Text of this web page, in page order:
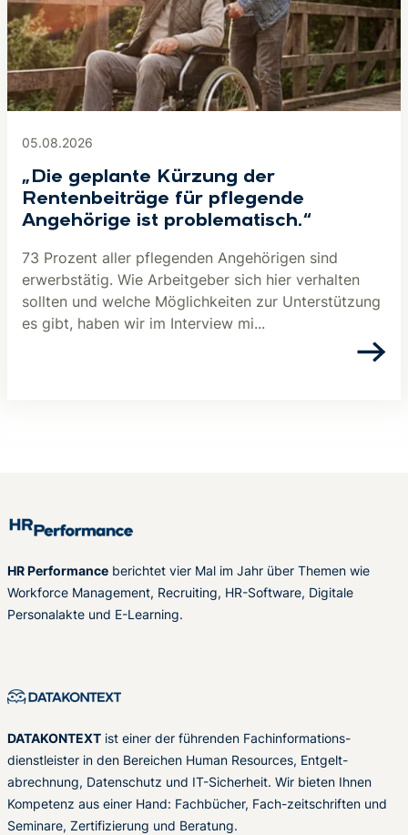
05.08.2026
„Die geplante Kürzung der
Rentenbeiträge für pflegende
Angehörige ist problematisch.“
73 Prozent aller pflegenden Angehörigen sind
erwerbstätig. Wie Arbeitgeber sich hier verhalten
sollten und welche Möglichkeiten zur Unterstützung
es gibt, haben wir im Interview mi...
HR Performance berichtet vier Mal im Jahr über Themen wie
Workforce Management, Recruiting, HR-Software, Digitale
Personalakte und E-Learning.
DATAKONTEXT ist einer der führenden Fachinformations-
dienstleister in den Bereichen Human Resources, Entgelt-
abrechnung, Datenschutz und IT-Sicherheit. Wir bieten Ihnen
Kompetenz aus einer Hand: Fachbücher, Fach-zeitschriften und
Seminare, Zertifizierung und Beratung.